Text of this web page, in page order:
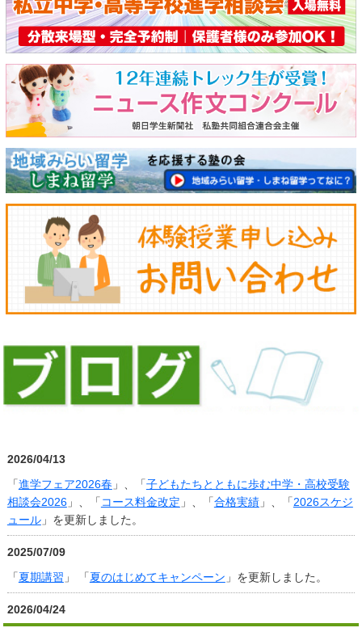
2026/04/13
「進学フェア2026春 」、「子どもたちとともに歩む中学・高校受験
相談会2026」、「 コース料金改定 」、「合格実績」、「2026スケジ
ュール」を更新しました。
2025/07/09
「夏期講習 」 「夏のはじめてキャンペーン 」を更新しました。
2026/04/24